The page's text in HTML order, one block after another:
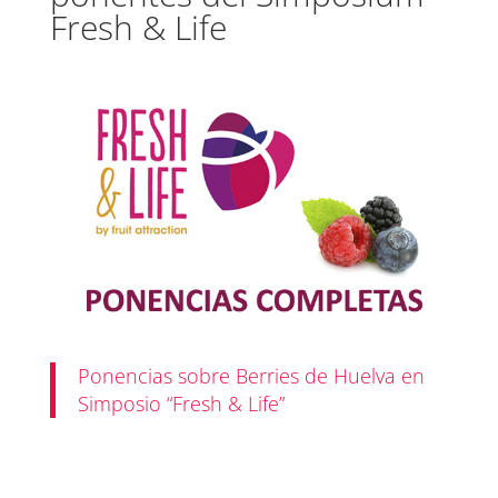
Fresh & Life
Ponencias sobre Berries de Huelva en
Simposio “Fresh & Life”